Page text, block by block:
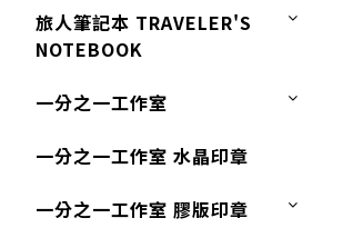
旅人筆記本 TRAVELER'S
NOTEBOOK
一分之一工作室
一分之一工作室 水晶印章
一分之一工作室 膠版印章